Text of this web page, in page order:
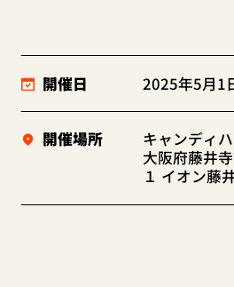
開催日 2025年5月1
開催場所
キャンディ
大阪府藤井
１ イオン藤